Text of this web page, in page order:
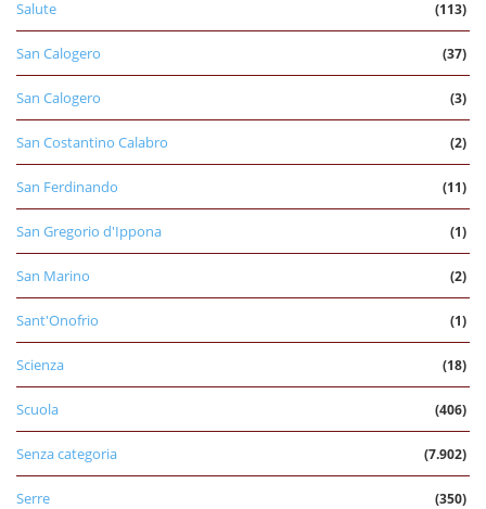
Salute (113)
San Calogero (37)
San Calogero (3)
San Costantino Calabro (2)
San Ferdinando (11)
San Gregorio d'Ippona (1)
San Marino (2)
Sant'Onofrio (1)
Scienza (18)
Scuola (406)
Senza categoria (7.902)
Serre (350)